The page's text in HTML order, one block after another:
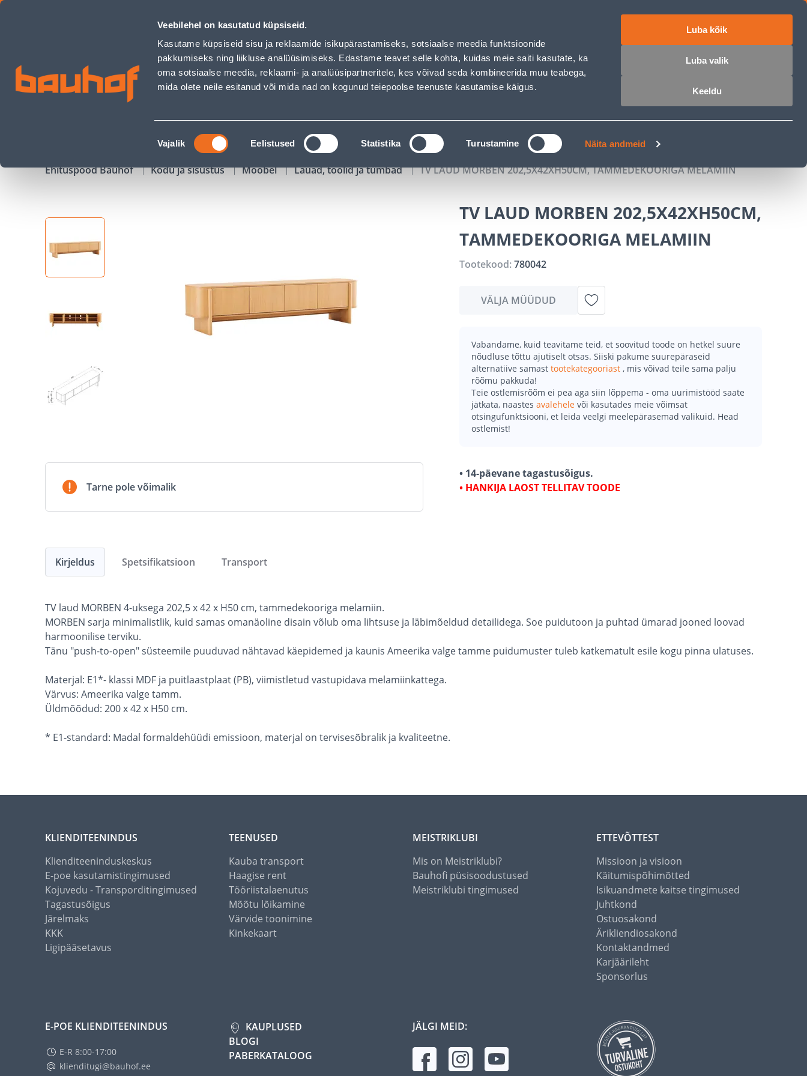
Veebilehel on kasutatud küpsiseid.
Kasutame küpsiseid sisu ja reklaamide isikupärastamiseks, sotsiaalse meedia funktsioonide
pakkumiseks ning liikluse analüüsimiseks. Edastame teavet selle kohta, kuidas meie saiti kasutate, ka
oma sotsiaalse meedia, reklaami- ja analüüsipartneritele, kes võivad seda kombineerida muu teabega,
mida olete neile esitanud või mida nad on kogunud teiepoolse teenuste kasutamise käigus.
Nõusoleku
valik
Vajalik Eelistused Statistika Turustamine Näita andmeid
Luba kõik
Luba valik
Keeldu
TV LAUD MORBEN 202,5X42XH50CM, TAMMEDEKOORIGA MELAMIIN - Bauhof has loaded
Äriklienditeenindus Klienditeenindus Teenused Karjäärileht
OTSI Logi sisse
KAMPAANIAD KATALOOGID TÖÖRIISTALAENUTUS JÄRELMAKS
Ehituspood Bauhof Kodu ja sisustus Mööbel Lauad, toolid ja tumbad TV LAUD MORBEN 202,5X42XH50CM, TAMMEDEKOORIGA MELAMIIN
Tarne pole võimalik
TV LAUD MORBEN 202,5X42XH50CM,
TAMMEDEKOORIGA MELAMIIN
Tootekood:780042
VÄLJA MÜÜDUD
Vabandame, kuid teavitame teid, et soovitud toode on hetkel suure
nõudluse tõttu ajutiselt otsas. Siiski pakume suurepäraseid
alternatiive samast tootekategooriast , mis võivad teile sama palju
rõõmu pakkuda!
Teie ostlemisrõõm ei pea aga siin lõppema - oma uurimistööd saate
jätkata, naastes avalehele või kasutades meie võimsat
otsingufunktsiooni, et leida veelgi meelepärasemad valikuid. Head
ostlemist!
• 14-päevane tagastusõigus.
• HANKIJA LAOST TELLITAV TOODE
Kirjeldus
TV laud MORBEN 4-uksega 202,5 x 42 x H50 cm, tammedekooriga melamiin.
MORBEN sarja minimalistlik, kuid samas omanäoline disain võlub oma lihtsuse ja läbimõeldud detailidega. Soe puidutoon ja puhtad ümarad jooned loovad
harmoonilise terviku.
Tänu "push-to-open" süsteemile puuduvad nähtavad käepidemed ja kaunis Ameerika valge tamme puidumuster tuleb katkematult esile kogu pinna ulatuses.
Materjal: E1*- klassi MDF ja puitlaastplaat (PB), viimistletud vastupidava melamiinkattega.
Värvus: Ameerika valge tamm.
Üldmõõdud: 200 x 42 x H50 cm.
* E1-standard: Madal formaldehüüdi emissioon, materjal on tervisesõbralik ja kvaliteetne.
Spetsifikatsioon Transport
KLIENDITEENINDUS
Klienditeeninduskeskus
E-poe kasutamistingimused
Kojuvedu - Transporditingimused
Tagastusõigus
Järelmaks
KKK
Ligipääsetavus
TEENUSED
Kauba transport
Haagise rent
Tööriistalaenutus
Mõõtu lõikamine
Värvide toonimine
Kinkekaart
MEISTRIKLUBI
Mis on Meistriklubi?
Bauhofi püsisoodustused
Meistriklubi tingimused
ETTEVÕTTEST
Missioon ja visioon
Käitumispõhimõtted
Isikuandmete kaitse tingimused
Juhtkond
Ostuosakond
Ärikliendiosakond
Kontaktandmed
Karjäärileht
Sponsorlus
E-POE KLIENDITEENINDUS
E-R 8:00-17:00
klienditugi@bauhof.ee
KAUPLUSED
BLOGI
PABERKATALOOG
JÄLGI MEID: